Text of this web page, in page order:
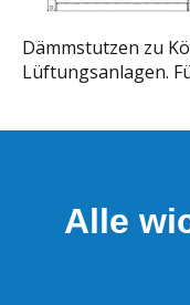
Dämmstutzen zu
Lüftungsanlagen.
Alle